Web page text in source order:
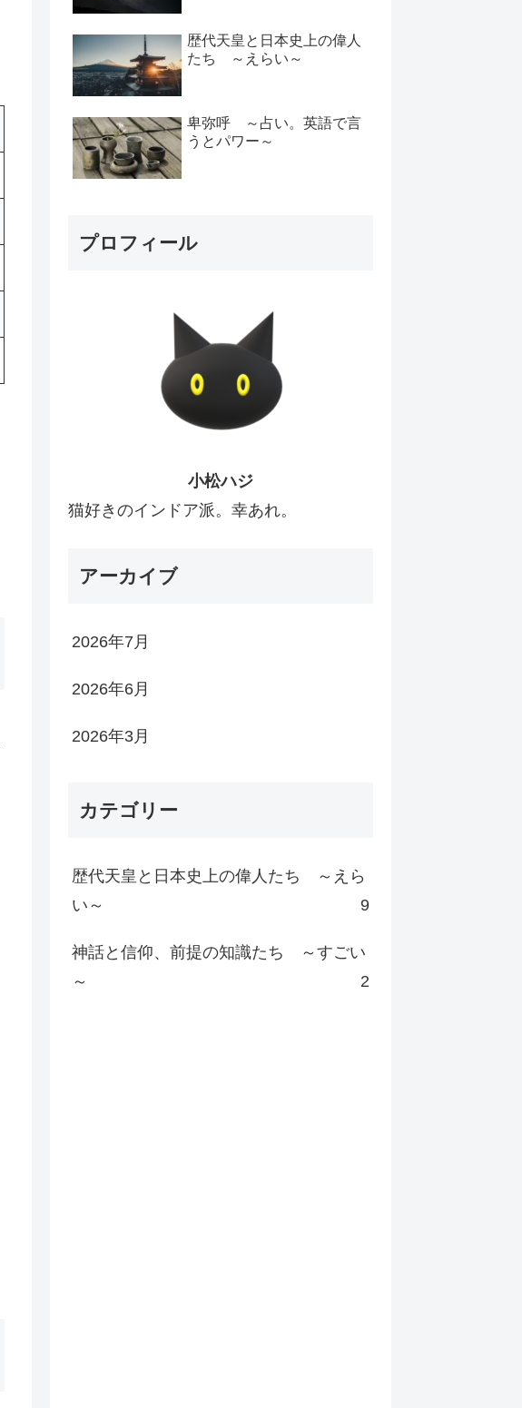
歴代天皇と日本史上の偉人
たち ～えらい～
卑弥呼 ～占い。英語で言
うとパワー～
プロフィール
小松ハジ
猫好きのインドア派。幸あれ。
アーカイブ
2026年7月
2026年6月
2026年3月
カテゴリー
歴代天皇と日本史上の偉人たち ～えら
い～
9
神話と信仰、前提の知識たち ～すごい
～
2